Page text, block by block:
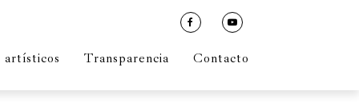
artísticos Transparencia Contacto